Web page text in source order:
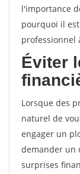
l'importance
pourquoi il
professionnel
Éviter
Lorsque des
naturel de
engager un
demander un
surprises